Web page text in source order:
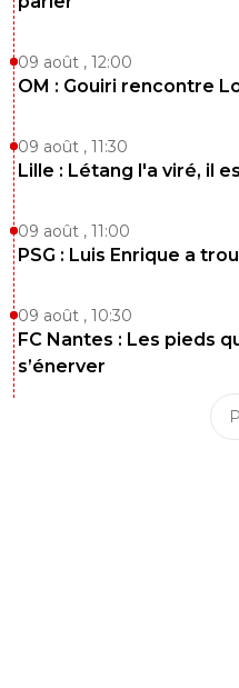
09 août , 12:00
OM : Gouiri rencontre
09 août , 11:30
Lille : Létang l'a viré, il
09 août , 11:00
PSG : Luis Enrique a
09 août , 10:30
FC Nantes : Les pieds
s’énerver